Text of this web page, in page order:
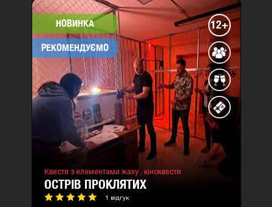
НОВИНКА
РЕКОМЕНДУЄМО
12+
Квести з елементами жаху , кіноквести
ОСТРІВ ПРОКЛЯТИХ
1 відгук